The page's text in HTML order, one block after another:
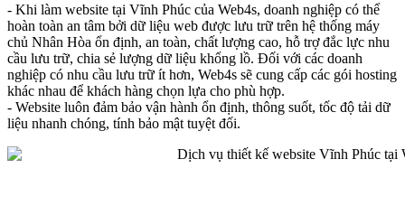
- Khi làm website tại Vĩnh Phúc của Web4s, doanh nghiệp có thể
hoàn toàn an tâm bởi dữ liệu web được lưu trữ trên hệ thống máy
chủ Nhân Hòa ổn định, an toàn, chất lượng cao, hỗ trợ đắc lực nhu
cầu lưu trữ, chia sẻ lượng dữ liệu khổng lồ. Đối với các doanh
nghiệp có nhu cầu lưu trữ ít hơn, Web4s sẽ cung cấp các gói hosting
khác nhau để khách hàng chọn lựa cho phù hợp.
- Website luôn đảm bảo vận hành ổn định, thông suốt, tốc độ tải dữ
liệu nhanh chóng, tính bảo mật tuyệt đối.